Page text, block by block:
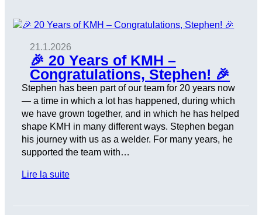
21.1.2026
🎉 20 Years of KMH –
Congratulations, Stephen! 🎉
Stephen has been part of our team for 20 years now
— a time in which a lot has happened, during which
we have grown together, and in which he has helped
shape KMH in many different ways. Stephen began
his journey with us as a welder. For many years, he
supported the team with…
Lire la suite